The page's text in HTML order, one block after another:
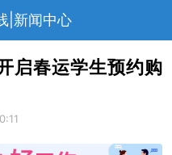
|新闻中心
启春运学生预约购